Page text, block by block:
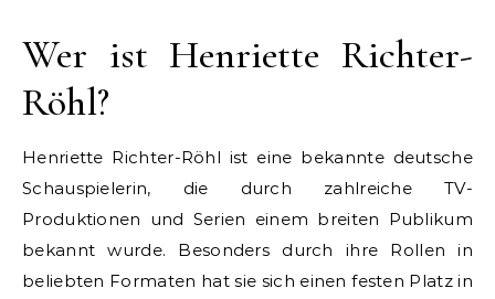
Wer ist Henriette Richter-
Röhl?
Henriette Richter-Röhl ist eine bekannte deutsche
Schauspielerin, die durch zahlreiche TV-
Produktionen und Serien einem breiten Publikum
bekannt wurde. Besonders durch ihre Rollen in
beliebten Formaten hat sie sich einen festen Platz in